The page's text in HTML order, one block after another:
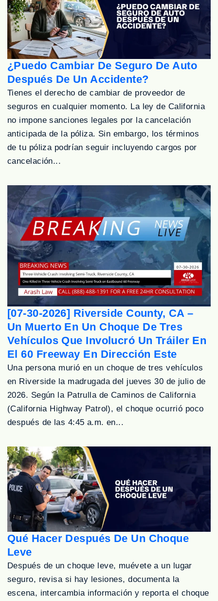
¿Puedo Cambiar De Seguro De Auto
Después De Un Accidente?
Tienes el derecho de cambiar de proveedor de
seguros en cualquier momento. La ley de California
no impone sanciones legales por la cancelación
anticipada de la póliza. Sin embargo, los términos
de tu póliza podrían seguir incluyendo cargos por
cancelación...
[07-30-2026] Riverside County, CA –
Un Muerto En Un Choque De Tres
Vehículos Que Involucró Un Tráiler En
El 60 Freeway En Dirección Este
Una persona murió en un choque de tres vehículos
en Riverside la madrugada del jueves 30 de julio de
2026. Según la Patrulla de Caminos de California
(California Highway Patrol), el choque ocurrió poco
después de las 4:45 a.m. en...
Qué Hacer Después De Un Choque
Leve
Después de un choque leve, muévete a un lugar
seguro, revisa si hay lesiones, documenta la
escena, intercambia información y reporta el choque